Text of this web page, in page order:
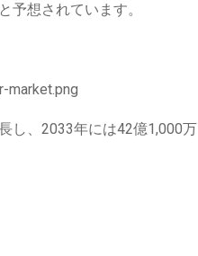
予想されています。
し、2033年には42億1,000万